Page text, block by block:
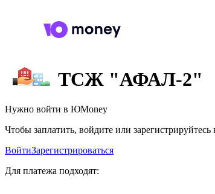
ТСЖ "АФАЛ-2"
Нужно войти в ЮMoney
Чтобы заплатить, войдите или
ВойтиЗарегистрироваться
Для платежа подходят: